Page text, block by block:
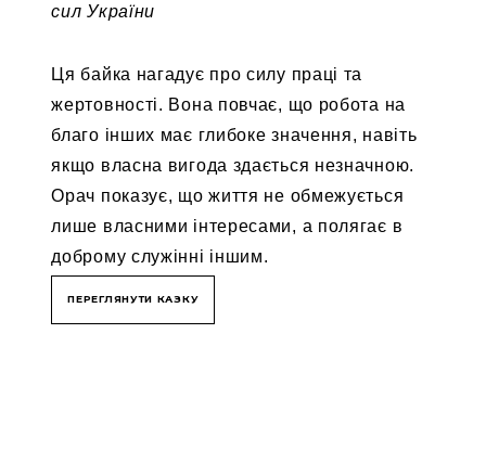
сил України
Ця байка нагадує про силу праці та
жертовності. Вона повчає, що робота на
благо інших має глибоке значення, навіть
якщо власна вигода здається незначною.
Орач показує, що життя не обмежується
лише власними інтересами, а полягає в
доброму служінні іншим.
ПЕРЕГЛЯНУТИ КАЗКУ